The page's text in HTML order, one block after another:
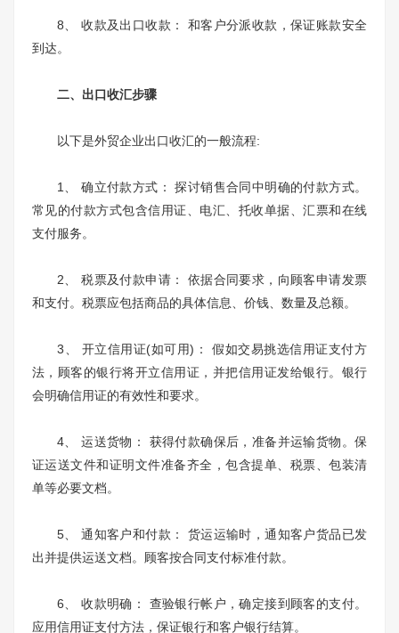
8、 收款及出口收款： 和客户分派收款，保证账款安全
到达。
二、出口收汇步骤
以下是外贸企业出口收汇的一般流程:
1、 确立付款方式： 探讨销售合同中明确的付款方式。
常见的付款方式包含信用证、电汇、托收单据、汇票和在线
支付服务。
2、 税票及付款申请： 依据合同要求，向顾客申请发票
和支付。税票应包括商品的具体信息、价钱、数量及总额。
3、 开立信用证(如可用)： 假如交易挑选信用证支付方
法，顾客的银行将开立信用证，并把信用证发给银行。银行
会明确信用证的有效性和要求。
4、 运送货物： 获得付款确保后，准备并运输货物。保
证运送文件和证明文件准备齐全，包含提单、税票、包装清
单等必要文档。
5、 通知客户和付款： 货运运输时，通知客户货品已发
出并提供运送文档。顾客按合同支付标准付款。
6、 收款明确： 查验银行帐户，确定接到顾客的支付。
应用信用证支付方法，保证银行和客户银行结算。